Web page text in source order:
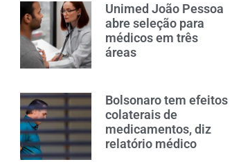
Unimed João Pessoa
abre seleção para
médicos em três
áreas
Bolsonaro tem efeitos
colaterais de
medicamentos, diz
relatório médico